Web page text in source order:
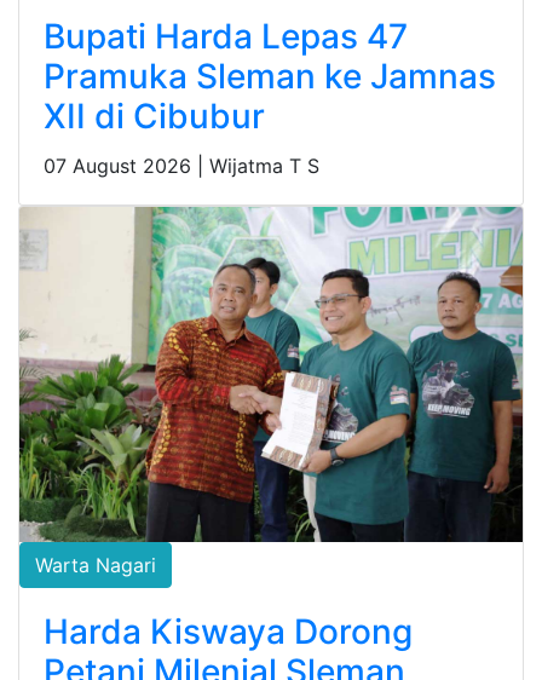
Bupati Harda Lepas 47
Pramuka Sleman ke Jamnas
XII di Cibubur
07 August 2026 | Wijatma T S
Warta Nagari
Harda Kiswaya Dorong